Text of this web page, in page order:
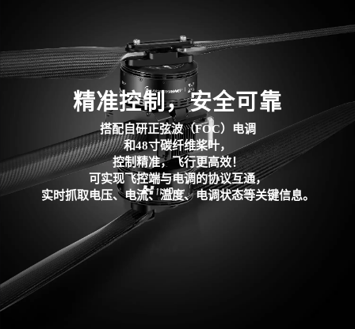
精准控制，安全可靠
搭配自研正弦波（FOC）
电调
和48寸碳纤维桨叶，
控制精准，飞行更高效！
可实现飞控端与电调的协议互通，
实时抓取电压、电流、温度、电调状态等关键信息。